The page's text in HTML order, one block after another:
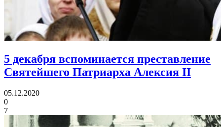
5 декабря вспоминается преставление
Святейшего Патриарха Алексия II
05.12.2020
0
7